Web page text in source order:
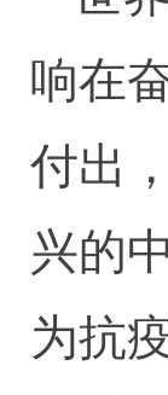
响在
付出
兴的
为抗